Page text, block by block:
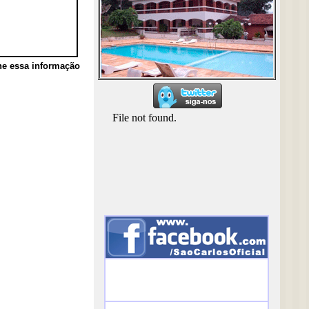
essa informação